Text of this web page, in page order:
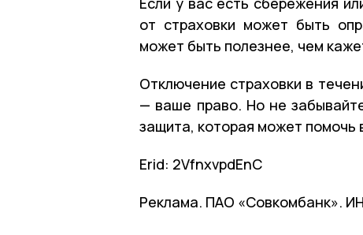
от страховки может быть
может быть полезнее, чем
Отключение страховки в
— ваше право. Но не
защита, которая может помочь
Erid: 2VfnxvpdEnC
Реклама. ПАО «Совкомбанк».